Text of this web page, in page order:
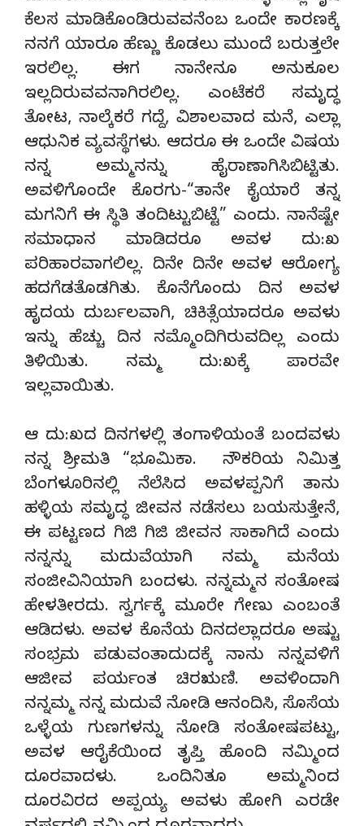
ಕೆಲಸ ಮಾಡಿಕೊಂಡಿರುವವನೆಂಬ ಒಂದೇ ಕಾರಣಕ್ಕೆ
ನನಗೆ ಯಾರೂ ಹೆಣ್ಣು ಕೊಡಲು ಮುಂದೆ ಬರುತ್ತಲೇ
ಇರಲಿಲ್ಲ. ಈಗ ನಾನೇನೂ ಅನುಕೂಲ
ಇಲ್ಲದಿರುವವನಾಗಿರಲಿಲ್ಲ. ಎಂಟೆಕರೆ ಸಮೃದ್ಧ
ತೋಟ, ನಾಲ್ಕೆಕರೆ ಗದ್ದೆ, ವಿಶಾಲವಾದ ಮನೆ, ಎಲ್ಲಾ
ಆಧುನಿಕ ವ್ಯವಸ್ಥೆಗಳು. ಆದರೂ ಈ ಒಂದೇ ವಿಷಯ
ನನ್ನ ಅಮ್ಮನನ್ನು ಹೈರಾಣಾಗಿಸಿಬಿಟ್ಟಿತು.
ಅವಳಿಗೊಂದೇ ಕೊರಗು-“ತಾನೇ ಕೈಯಾರೆ ತನ್ನ
ಮಗನಿಗೆ ಈ ಸ್ಥಿತಿ ತಂದಿಟ್ಟುಬಿಟ್ಟೆ” ಎಂದು. ನಾನೆಷ್ಟೇ
ಸಮಾಧಾನ ಮಾಡಿದರೂ ಅವಳ ದು:ಖ
ಪರಿಹಾರವಾಗಲಿಲ್ಲ. ದಿನೇ ದಿನೇ ಅವಳ ಆರೋಗ್ಯ
ಹದಗೆಡತೊಡಗಿತು. ಕೊನೆಗೊಂದು ದಿನ ಅವಳ
ಹೃದಯ ದುರ್ಬಲವಾಗಿ, ಚಿಕಿತ್ಸೆಯಾದರೂ ಅವಳು
ಇನ್ನು ಹೆಚ್ಚು ದಿನ ನಮ್ಮೊಂದಿಗಿರುವದಿಲ್ಲ ಎಂದು
ತಿಳಿಯಿತು. ನಮ್ಮ ದು:ಖಕ್ಕೆ ಪಾರವೇ
ಇಲ್ಲವಾಯಿತು.
ಆ ದು:ಖದ ದಿನಗಳಲ್ಲಿ ತಂಗಾಳಿಯಂತೆ ಬಂದವಳು
ನನ್ನ ಶ್ರೀಮತಿ “ಭೂಮಿಕಾ. ನೌಕರಿಯ ನಿಮಿತ್ತ
ಬೆಂಗಳೂರಿನಲ್ಲಿ ನೆಲೆಸಿದ ಅವಳಪ್ಪನಿಗೆ ತಾನು
ಹಳ್ಳಿಯ ಸಮೃದ್ಧ ಜೀವನ ನಡೆಸಲು ಬಯಸುತ್ತೇನೆ,
ಈ ಪಟ್ಟಣದ ಗಿಜಿ ಗಿಜಿ ಜೀವನ ಸಾಕಾಗಿದೆ ಎಂದು
ನನ್ನನ್ನು ಮದುವೆಯಾಗಿ ನಮ್ಮ ಮನೆಯ
ಸಂಜೀವಿನಿಯಾಗಿ ಬಂದಳು. ನನ್ನಮ್ಮನ ಸಂತೋಷ
ಹೇಳತೀರದು. ಸ್ವರ್ಗಕ್ಕೆ ಮೂರೇ ಗೇಣು ಎಂಬಂತೆ
ಆಡಿದಳು. ಅವಳ ಕೊನೆಯ ದಿನದಲ್ಲಾದರೂ ಅಷ್ಟು
ಸಂಭ್ರಮ ಪಡುವಂತಾದುದಕ್ಕೆ ನಾನು ನನ್ನವಳಿಗೆ
ಆಜೀವ ಪರ್ಯಂತ ಚಿರಋಣಿ. ಅವಳಿಂದಾಗಿ
ನನ್ನಮ್ಮ ನನ್ನ ಮದುವೆ ನೋಡಿ ಆನಂದಿಸಿ, ಸೊಸೆಯ
ಒಳ್ಳೆಯ ಗುಣಗಳನ್ನು ನೋಡಿ ಸಂತೋಷಪಟ್ಟು,
ಅವಳ ಆರೈಕೆಯಿಂದ ತೃಪ್ತಿ ಹೊಂದಿ ನಮ್ಮಿಂದ
ದೂರವಾದಳು. ಒಂದಿನಿತೂ ಅಮ್ಮನಿಂದ
ದೂರವಿರದ ಅಪ್ಪಯ್ಯ ಅವಳು ಹೋಗಿ ಎರಡೇ